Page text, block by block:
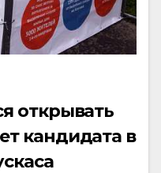
открывать
кандидата в